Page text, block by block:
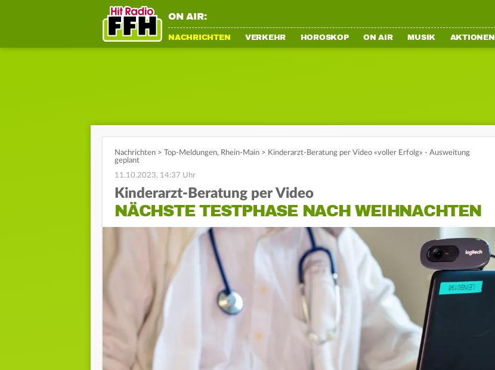
ON AIR:
NACHRICHTEN VERKEHR HOROSKOP ON AIR MUSIK AKTIONEN
Nachrichten > Top-Meldungen, Rhein-Main > Kinderarzt-Beratung per Video «voller Erfolg» - Ausweitung
geplant
11.10.2023, 14:37 Uhr
Kinderarzt-Beratung per Video
NÄCHSTE TESTPHASE NACH WEIHNACHTEN